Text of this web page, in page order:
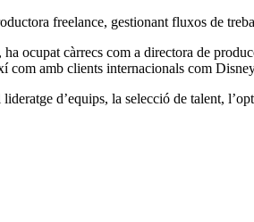
freelance, gestionant fluxos de
ocupat càrrecs com a directora de
com amb clients internacionals com
d’equips, la selecció de talent,